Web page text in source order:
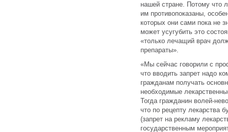
нашей стране. Потому что
им противопоказаны,
которых они сами пока не
может усугубить это
«только лечащий врач
препараты».
«Мы сейчас говорили с
что вводить запрет надо
гражданам получать
необходимые
Тогда гражданин волей-
что по рецепту лекарства
(запрет на рекламу
государственным